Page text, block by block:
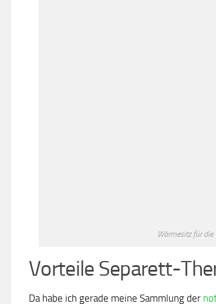
Wärmesitz für
Vorteile Separett-
Da habe ich gerade meine Sammlung der